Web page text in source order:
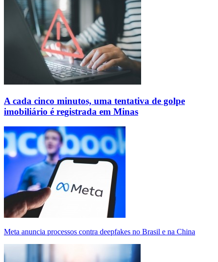
A cada cinco minutos, uma tentativa de golpe
imobiliário é registrada em Minas
Meta anuncia processos contra deepfakes no Brasil e na China